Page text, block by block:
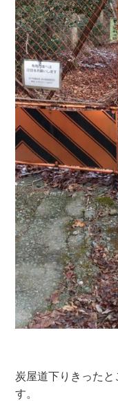
炭屋道下りきった
す。